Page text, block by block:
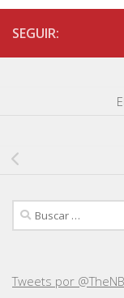
SEGUIR:
Buscar:
Tweets por